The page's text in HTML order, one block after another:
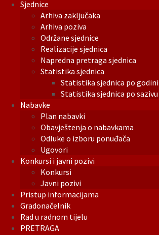
Sjednice
Arhiva zaključaka
Arhiva poziva
Održane sjednice
Realizacije sjednica
Napredna pretraga sjednica
Statistika sjednica
Statistika sjednica po godini
Statistika sjednica po sazivu
Nabavke
Plan nabavki
Obavještenja o nabavkama
Odluke o izboru ponuđača
Ugovori
Konkursi i javni pozivi
Konkursi
Javni pozivi
Pristup informacijama
Gradonačelnik
Rad u radnom tijelu
PRETRAGA